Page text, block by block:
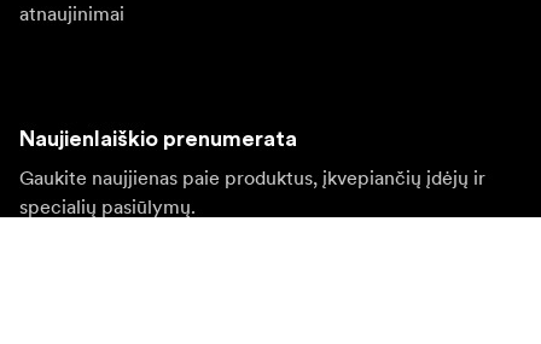
atnaujinimai
Naujienlaiškio prenumerata
Gaukite naujjienas paie produktus, įkvepiančių įdėjų ir
specialių pasiūlymų.